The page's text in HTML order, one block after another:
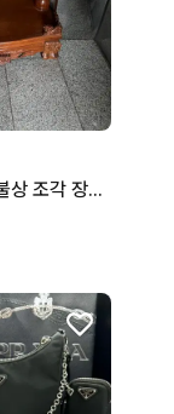
엔틱 원목 불단 불상 조각 장식 앤틱 가구